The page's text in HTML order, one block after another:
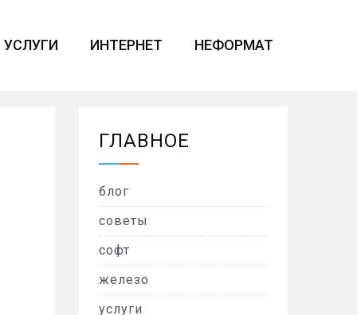
УСЛУГИ ИНТЕРНЕТ НЕФОРМАТ
ГЛАВНОЕ
блог
советы
софт
железо
услуги